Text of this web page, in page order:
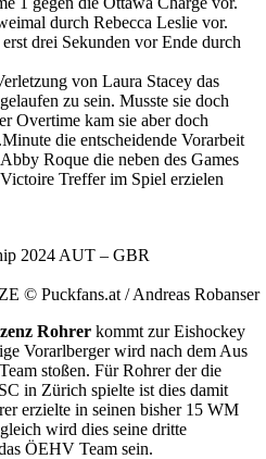
durch Rebecca Leslie vor.
drei Sekunden vor Ende durch
von Laura Stacey das
zu sein. Musste sie doch
Overtime kam sie aber doch
die entscheidende Vorarbeit
Roque die neben des Games
Treffer im Spiel erzielen
2024 AUT – GBR
© Puckfans.at / Andreas Robanser
Rohrer kommt zur Eishockey
Vorarlberger wird nach dem Aus
stoßen. Für Rohrer der die
in Zürich spielte ist dies damit
erzielte in seinen bisher 15 WM
wird dies seine dritte
ÖEHV Team sein.